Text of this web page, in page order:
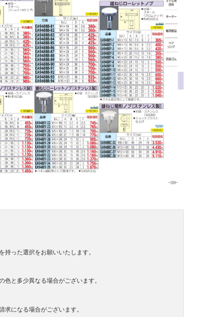
持った選択をお願いいたします。
と多少異なる場合がございます。
求になる場合がございます。